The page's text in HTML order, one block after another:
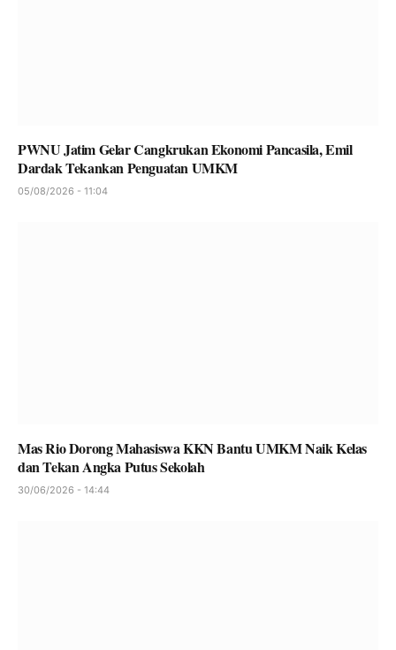
PWNU Jatim Gelar Cangkrukan Ekonomi Pancasila, Emil
Dardak Tekankan Penguatan UMKM
05/08/2026 - 11:04
Mas Rio Dorong Mahasiswa KKN Bantu UMKM Naik Kelas
dan Tekan Angka Putus Sekolah
30/06/2026 - 14:44